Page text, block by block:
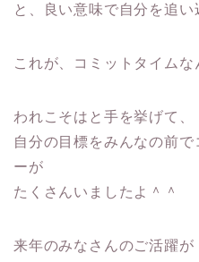
と、良い意味で自分を追い
これが、コミットタイムな
われこそはと手を挙げて、
自分の目標をみんなの前
ーが
たくさんいましたよ＾＾
来年のみなさんのご活躍が